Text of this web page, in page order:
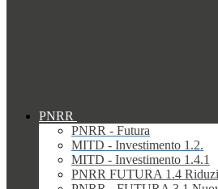
PNRR
PNRR - Futura
MITD - Investimento 1.2.
MITD - Investimento 1.4.1
PNRR FUTURA 1.4